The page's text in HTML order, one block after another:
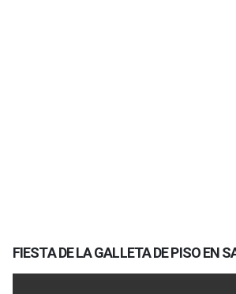
FIESTA DE LA GALLETA DE PISO EN